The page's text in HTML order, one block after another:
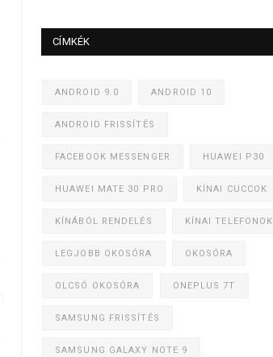
CÍMKÉK
ANDROID 9.0 ANDROID 10
ANDROID FRISSÍTÉS
FACEBOOK MESSENGER HUAWEI P30
HUAWEI MATE 30 PRO KÍNAI CUCCOK
KÍNÁBÓL RENDELÉS KÍNAI TELEFONOK
LEGJOBB OKOSÓRA OKOSÓRA
OLCSÓ OKOSÓRA ONEPLUS 7T
SAMSUNG FRISSÍTÉS
SAMSUNG GALAXY NOTE 9